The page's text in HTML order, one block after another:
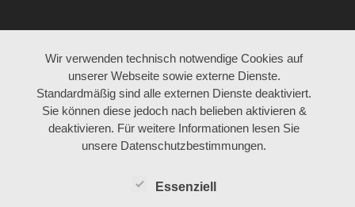
AKTUELL JOBANGEBOTE
ARBEITEN BEI BÖHM
Wir verwenden technisch notwendige Cookies auf
unserer Webseite sowie externe Dienste.
Standardmäßig sind alle externen Dienste deaktiviert.
Sie können diese jedoch nach belieben aktivieren &
deaktivieren. Für weitere Informationen lesen Sie
unsere Datenschutzbestimmungen.
Essenziell